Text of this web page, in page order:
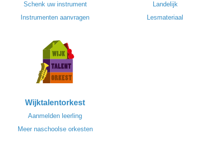
Schenk uw instrument
Instrumenten aanvragen
Landelijk
Lesmateriaal
Wijktalentorkest
Aanmelden leerling
Meer naschoolse orkesten